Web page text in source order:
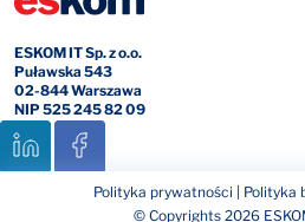
ESKOM IT Sp. z o.o.
Puławska 543
02-844 Warszawa
NIP 525 245 82 09
Polityka prywatności
Polityka
© Copyrights 2026